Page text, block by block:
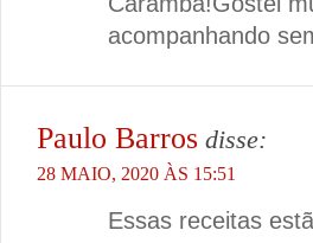
acompanhando
Paulo Barros disse:
28 MAIO, 2020 ÀS 15:51
Essas receitas